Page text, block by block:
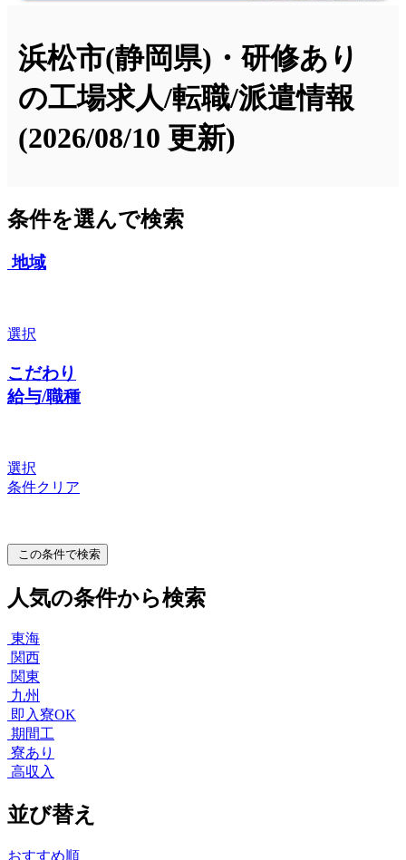
浜松市(静岡県)・研修あり
の工場求人/転職/派遣情報
(2026/08/10 更新)
条件を選んで検索
地域
選択
こだわり
給与/職種
選択
条件クリア
この条件で検索
人気の条件から検索
東海
関西
関東
九州
即入寮OK
期間工
寮あり
高収入
並び替え
おすすめ順